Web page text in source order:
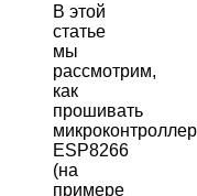
В этой
статье
мы
рассмотрим,
как
прошивать
микроконтроллер
ESP8266
(на
примере